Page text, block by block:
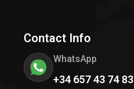
Contact Info
WhatsApp
+34 657 43 74 83